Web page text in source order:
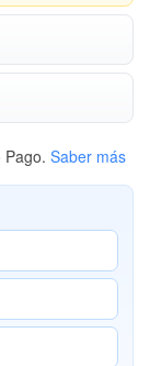
Pago. Saber más